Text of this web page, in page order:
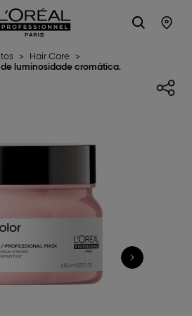
Paris
> Hair Care >
luminosidade cromática.